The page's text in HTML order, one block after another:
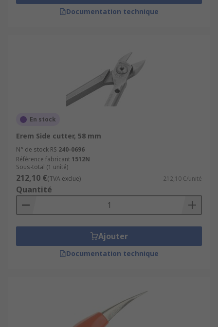
Documentation technique
En stock
Erem Side cutter, 58 mm
N° de stock RS 240-0696
Référence fabricant 1512N
Sous-total (1 unité)
212,10 €(TVA exclue) 212,10 €/unité
Quantité
Ajouter
Documentation technique